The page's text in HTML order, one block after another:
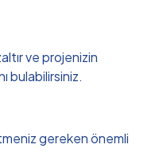
ve projenizin
bulabilirsiniz.
gereken önemli